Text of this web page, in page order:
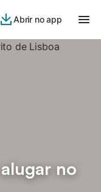
Abrir no app
no